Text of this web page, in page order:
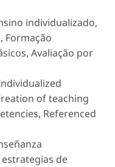
individualizado,
Formação
Avaliação por
of teaching
Referenced
de